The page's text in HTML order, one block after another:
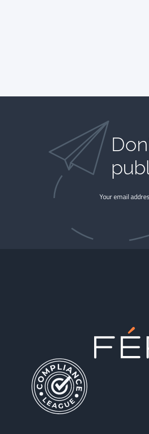
Your email